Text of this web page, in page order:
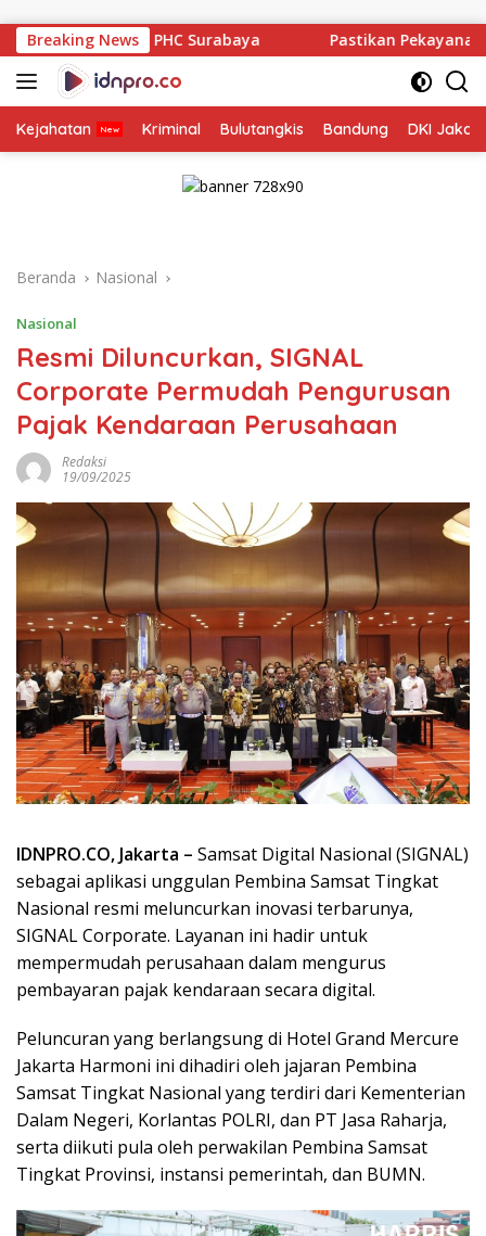
ke
konten
Breaking News
Surabaya Pastikan Pekayanan Maksimal, Direksi
Kejahatan Kriminal Bulutangkis Bandung DKI
Beranda Nasional
Nasional
Resmi Diluncurkan, SIGNAL
Corporate Permudah Pengurusan
Pajak Kendaraan Perusahaan
Redaksi
19/09/2025
IDNPRO.CO, Jakarta – Samsat Digital Nasional (SIGNAL)
sebagai aplikasi unggulan Pembina Samsat Tingkat
Nasional resmi meluncurkan inovasi terbarunya,
SIGNAL Corporate. Layanan ini hadir untuk
mempermudah perusahaan dalam mengurus
pembayaran pajak kendaraan secara digital.
Peluncuran yang berlangsung di Hotel Grand Mercure
Jakarta Harmoni ini dihadiri oleh jajaran Pembina
Samsat Tingkat Nasional yang terdiri dari Kementerian
Dalam Negeri, Korlantas POLRI, dan PT Jasa Raharja,
serta diikuti pula oleh perwakilan Pembina Samsat
Tingkat Provinsi, instansi pemerintah, dan BUMN.